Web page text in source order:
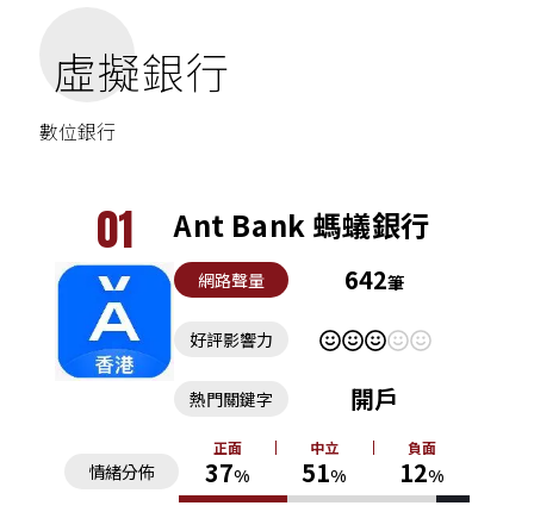
虛擬銀行
數位銀行
01 Ant Bank 螞蟻銀行
網路聲量 642筆
好評影響力
情緒分佈
正面
37%
中立
51%
負面
12%
熱門關鍵字 開戶